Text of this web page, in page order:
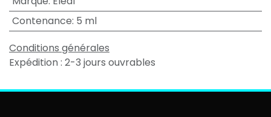
Contenance: 5 ml
Conditions générales
Expédition : 2-3 jours ouvrables